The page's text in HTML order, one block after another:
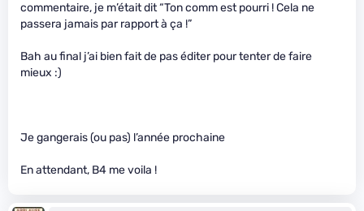
commentaire, je m’était dit “Ton comm est pourri ! Cela ne
passera jamais par rapport à ça !”
Bah au final j’ai bien fait de pas éditer pour tenter de faire
mieux :)
Je gangerais (ou pas) l’année prochaine
En attendant, B4 me voila !